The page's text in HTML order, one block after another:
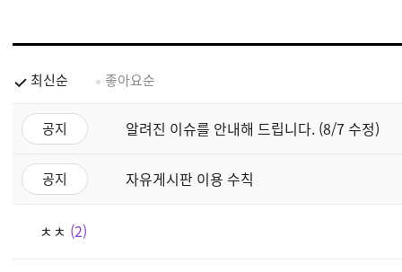
최신순 좋아요순
공지 알려진 이슈를 안내해 드립니다. (8/7 수정)
공지 자유게시판 이용 수칙
ㅊㅊ 2